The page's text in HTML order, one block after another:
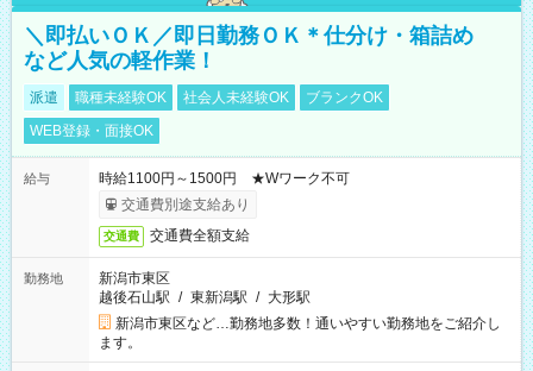
＼即払いＯＫ／即日勤務ＯＫ＊仕分け・箱詰め
など人気の軽作業！
派遣 職種未経験OK 社会人未経験OK
ブランクOK
WEB登録・面接OK
給与
時給1100円～1500円 ★Wワーク不可
交通費別途支給あり
交通費 交通費全額支給
勤務地
新潟市東区
越後石山駅 / 東新潟駅 / 大形駅
新潟市東区など…勤務地多数！通いやすい勤務地をご紹介し
ます。